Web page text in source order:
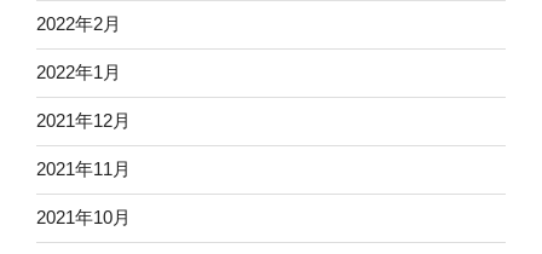
2022年2月
2022年1月
2021年12月
2021年11月
2021年10月